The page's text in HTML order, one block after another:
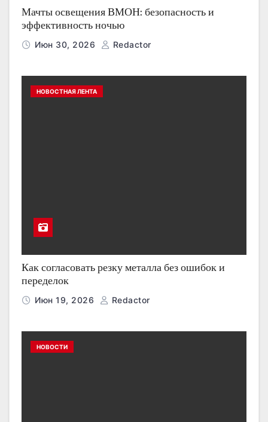
Мачты освещения ВМОН: безопасность и
эффективность ночью
Июн 30, 2026 Redactor
НОВОСТНАЯ ЛЕНТА
Как согласовать резку металла без ошибок и
переделок
Июн 19, 2026 Redactor
НОВОСТИ